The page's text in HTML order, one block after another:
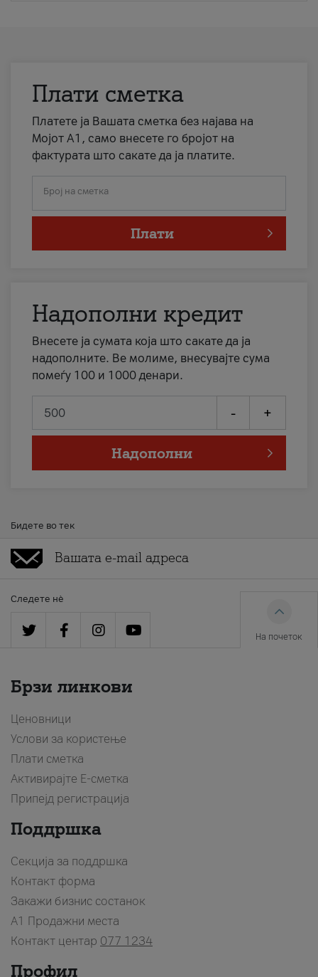
Плати сметка
Платете ја Вашата сметка без најава на
Мојот А1, само внесете го бројот на
фактурата што сакате да ја платите.
Број на сметка
Плати
Надополни кредит
Внесете ја сумата која што сакате да ја
надополните. Ве молиме, внесувајте сума
помеѓу 100 и 1000 денари.
- +
Надополни
Бидете во тек
Следете нè
На почеток
Брзи линкови
Ценовници
Услови за користење
Плати сметка
Активирајте Е-сметка
Припејд регистрација
Поддршка
Секција за поддршка
Контакт форма
Закажи бизнис состанок
A1 Продажни места
Контакт центар 077 1234
Профил